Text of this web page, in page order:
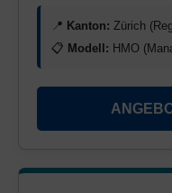
📍 Kanton: Zürich
📋 Modell: HMO